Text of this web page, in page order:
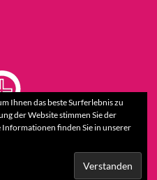
Ihnen das beste Surferlebnis zu
der Website stimmen Sie der
finden Sie in unserer